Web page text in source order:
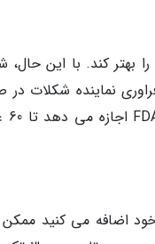
کند. با این
اضافه می کنید